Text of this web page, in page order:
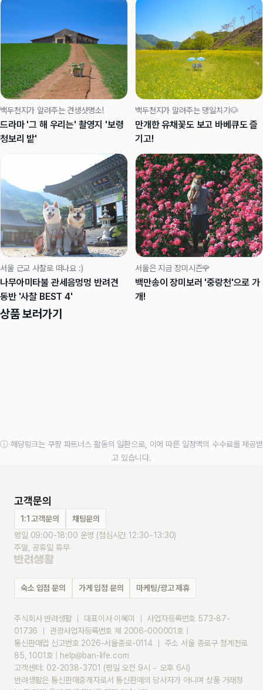
백두천지가 알려주는 견생샷명소!
드라마 '그 해 우리는' 촬영지 '보령
청보리 밭'
백두천지가 알려주는 댕일치기🐶
만개한 유채꽃도 보고 바베큐도 즐
기고!
서울 근교 사찰로 떠나요 :)
나무아미타불 관세음멍멍 반려견
동반 '사찰 BEST 4'
서울은 지금 장미시즌🌹
백만송이 장미보러 '중랑천'으로 가
개!
상품 보러가기
ⓘ 해당링크는 쿠팡 파트너스 활동의 일환으로, 이에 따른 일정액의 수수료를 제공받
고 있습니다.
고객문의
1:1 고객문의
채팅문의
평일 09:00-18:00 운영 (점심시간 12:30~13:30)
주말, 공휴일 휴무
숙소 입점 문의 가게 입점 문의 마케팅/광고 제휴
주식회사 반려생활 ｜ 대표이사 이혜미 ｜ 사업자등록번호 573-87-
01736 ｜ 관광사업자등록번호 제 2006-000001호 |
통신판매업 신고번호 2026-서울종로-0114 ｜ 주소 서울 종로구 청계천로
85, 1001호 | help@ban-life.com
고객센터: 02-2038-3701 (평일 오전 9시 ~ 오후 6시)
반려생활은 통신판매중개자로서 통신판매의 당사자가 아니며 상품 거래정